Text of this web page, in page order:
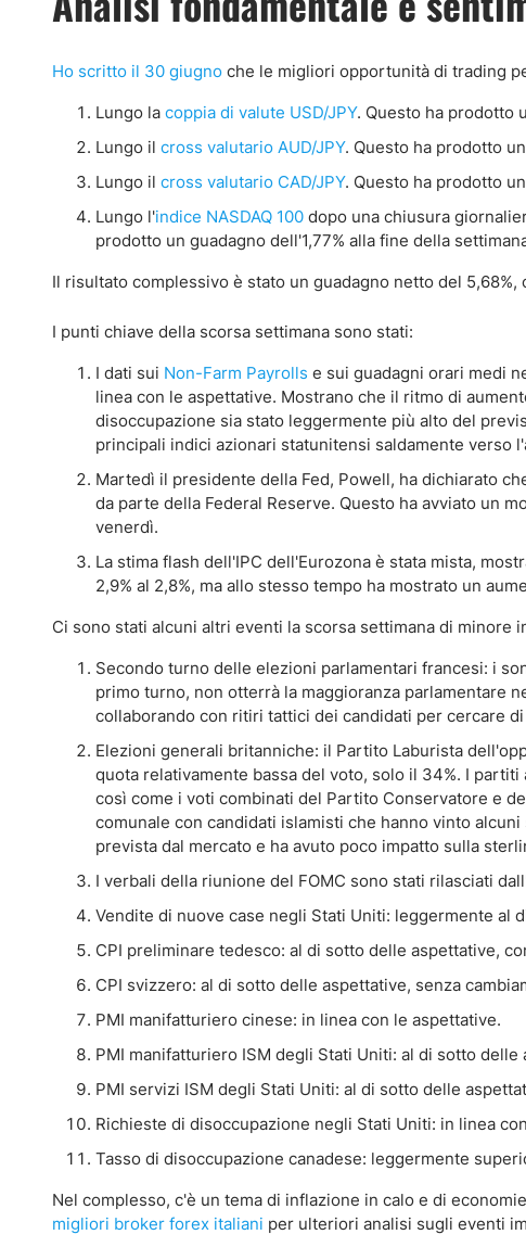
Ho scritto il 30 giugno che le migliori opportunità di trading
Lungo la coppia di valute USD/JPY. Questo ha prodotto
Lungo il cross valutario AUD/JPY. Questo ha prodotto
Lungo il cross valutario CAD/JPY. Questo ha prodotto
Lungo l'indice NASDAQ 100 dopo una chiusura
prodotto un guadagno dell'1,77% alla fine della
Il risultato complessivo è stato un guadagno netto del
I punti chiave della scorsa settimana sono stati:
I dati sui Non-Farm Payrolls e sui guadagni orari medi
linea con le aspettative. Mostrano che il ritmo di
disoccupazione sia stato leggermente più alto del
principali indici azionari statunitensi saldamente verso
Martedì il presidente della Fed, Powell, ha dichiarato
da parte della Federal Reserve. Questo ha avviato un
venerdì.
La stima flash dell'IPC dell'Eurozona è stata mista,
2,9% al 2,8%, ma allo stesso tempo ha mostrato un
Ci sono stati alcuni altri eventi la scorsa settimana di minore
Secondo turno delle elezioni parlamentari francesi: i
primo turno, non otterrà la maggioranza parlamentare
collaborando con ritiri tattici dei candidati per cercare
Elezioni generali britanniche: il Partito Laburista
quota relativamente bassa del voto, solo il 34%. I
così come i voti combinati del Partito Conservatore e
comunale con candidati islamisti che hanno vinto
prevista dal mercato e ha avuto poco impatto sulla
I verbali della riunione del FOMC sono stati rilasciati
Vendite di nuove case negli Stati Uniti: leggermente al
CPI preliminare tedesco: al di sotto delle aspettative,
CPI svizzero: al di sotto delle aspettative, senza
PMI manifatturiero cinese: in linea con le aspettative.
PMI manifatturiero ISM degli Stati Uniti: al di sotto
PMI servizi ISM degli Stati Uniti: al di sotto delle
Richieste di disoccupazione negli Stati Uniti: in linea
Tasso di disoccupazione canadese: leggermente
Nel complesso, c'è un tema di inflazione in calo e di
migliori broker forex italiani per ulteriori analisi sugli eventi